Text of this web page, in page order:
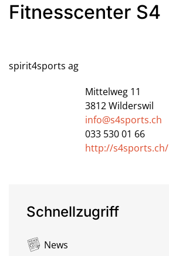
Fitnesscenter S4
spirit4sports ag
Mittelweg 11
3812Wilderswil
info@s4sports.ch
033 530 01 66
http://s4sports.ch/
Schnellzugriff
News